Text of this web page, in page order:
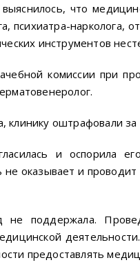
что
психиатра-
инструментов
комиссии при
клинику оштрафовали
и оспорила
оказывает и
не поддержала.
предоставлять